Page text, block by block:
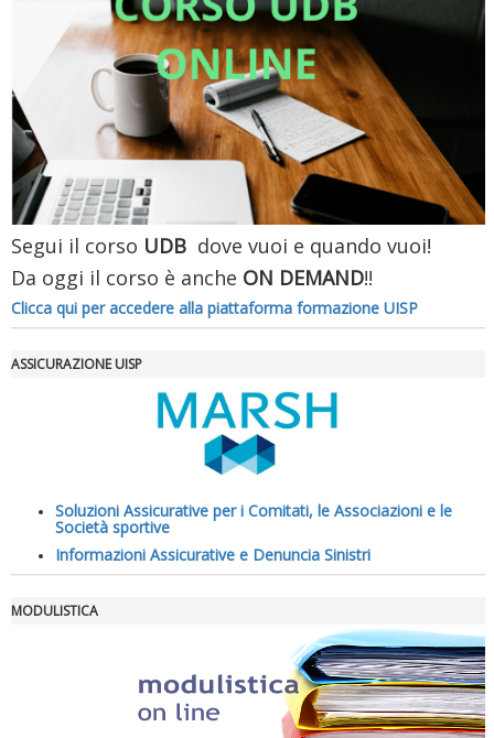
Ddl Lobby, Uisp: “Il Parlamento valorizzi le nostre specificità"
La formazione Uisp rallenta ma prosegue anche in estate
Segui il corso UDB dove vuoi e quando vuoi!
Da oggi il corso è anche ON DEMAND!!
Clicca qui per accedere alla piattaforma formazione UISP
ASSICURAZIONE UISP
Soluzioni Assicurative per i Comitati, le Associazioni e le
Società sportive
Informazioni Assicurative e Denuncia Sinistri
MODULISTICA